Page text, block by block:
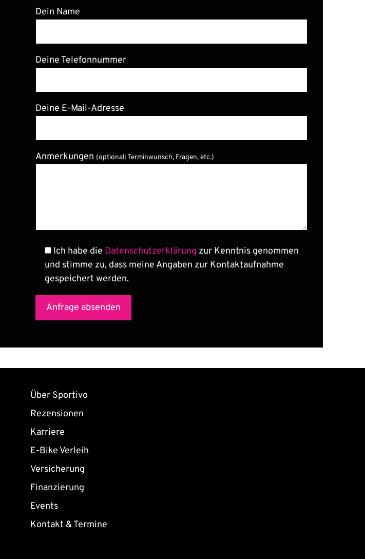
Dein Name
Deine Telefonnummer
Deine E-Mail-Adresse
Bitte lasse dieses Feld leer.
Anmerkungen (optional: Terminwunsch, Fragen, etc.)
Ich habe die Datenschutzerklärung zur Kenntnis genommen
und stimme zu, dass meine Angaben zur Kontaktaufnahme
gespeichert werden.
Über Sportivo
Rezensionen
Karriere
E-Bike Verleih
Versicherung
Finanzierung
Events
Kontakt & Termine